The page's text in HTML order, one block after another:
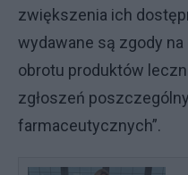
zwiększenia ich
wydawane są zgody
obrotu produktów
zgłoszeń
farmaceutycznych”.